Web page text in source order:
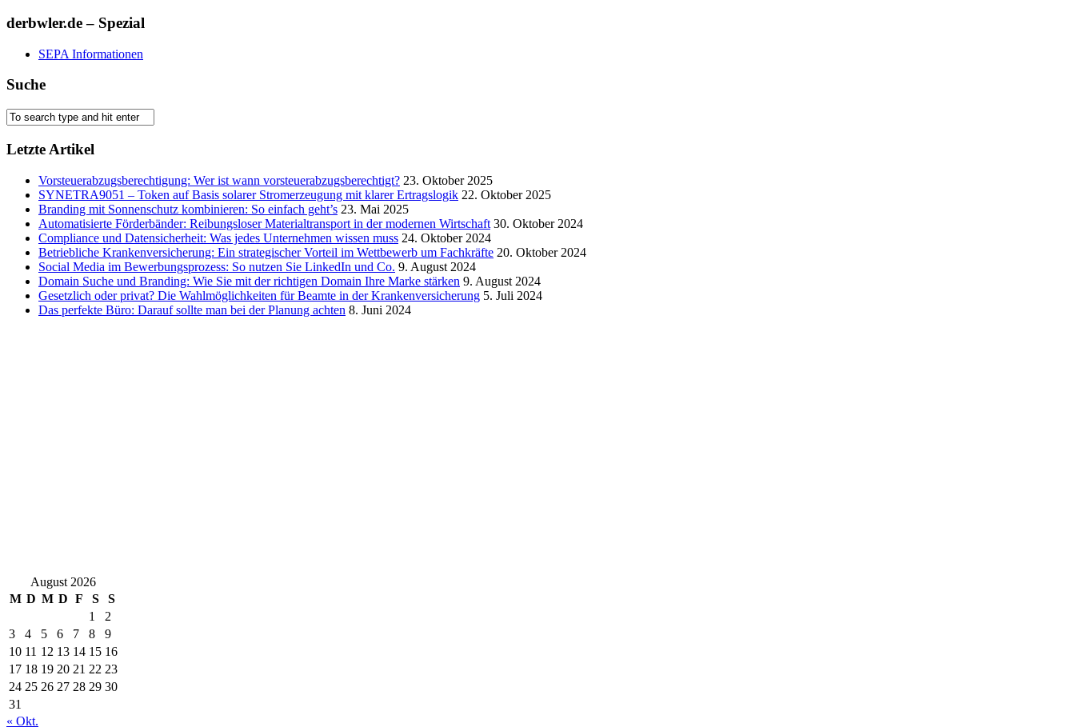
derbwler.de – Spezial
SEPA Informationen
Suche
Letzte Artikel
Vorsteuerabzugsberechtigung: Wer ist wann vorsteuerabzugsberechtigt? 23. Oktober 2025
SYNETRA9051 – Token auf Basis solarer Stromerzeugung mit klarer Ertragslogik 22. Oktober 2025
Branding mit Sonnenschutz kombinieren: So einfach geht’s 23. Mai 2025
Automatisierte Förderbänder: Reibungsloser Materialtransport in der modernen Wirtschaft 30. Oktober 2024
Compliance und Datensicherheit: Was jedes Unternehmen wissen muss 24. Oktober 2024
Betriebliche Krankenversicherung: Ein strategischer Vorteil im Wettbewerb um Fachkräfte 20. Oktober 2024
Social Media im Bewerbungsprozess: So nutzen Sie LinkedIn und Co. 9. August 2024
Domain Suche und Branding: Wie Sie mit der richtigen Domain Ihre Marke stärken 9. August 2024
Gesetzlich oder privat? Die Wahlmöglichkeiten für Beamte in der Krankenversicherung 5. Juli 2024
Das perfekte Büro: Darauf sollte man bei der Planung achten 8. Juni 2024
August 2026
M D M D F S
S
1
2
3
4 5 6 7 8
9
10 11 12 13 14 15 16
17 18 19 20 21 22 23
24 25 26 27 28 29 30
31
« Okt.